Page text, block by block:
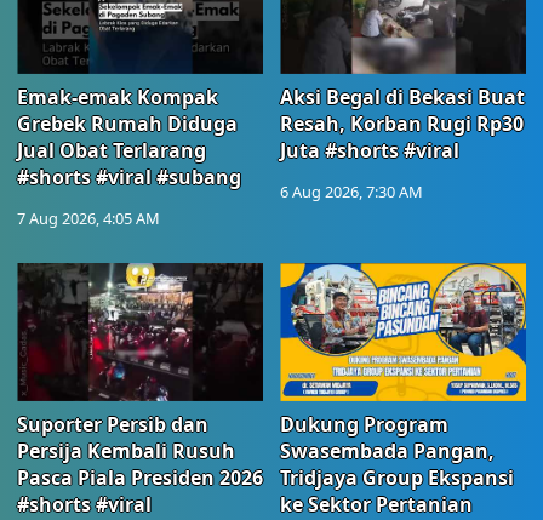
Emak-emak Kompak
Grebek Rumah Diduga
Jual Obat Terlarang
#shorts #viral #subang
7 Aug 2026, 4:05 AM
Aksi Begal di Bekasi Buat
Resah, Korban Rugi Rp30
Juta #shorts #viral
6 Aug 2026, 7:30 AM
Suporter Persib dan
Persija Kembali Rusuh
Pasca Piala Presiden 2026
#shorts #viral
Dukung Program
Swasembada Pangan,
Tridjaya Group Ekspansi
ke Sektor Pertanian